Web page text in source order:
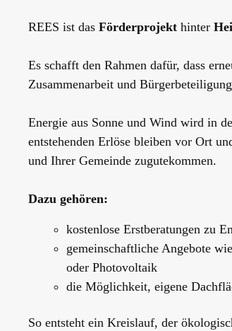
REES ist das Förderprojekt hinter
Es schafft den Rahmen dafür, dass
Zusammenarbeit und
Energie aus Sonne und Wind wird in
entstehenden Erlöse bleiben vor Ort
und Ihrer Gemeinde zugutekommen.
Dazu gehören:
kostenlose Erstberatungen zu
gemeinschaftliche Angebote
oder Photovoltaik
die Möglichkeit, eigene
So entsteht ein Kreislauf, der